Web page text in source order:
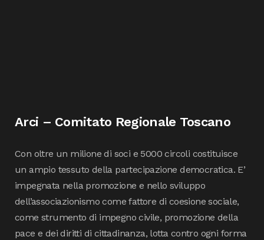
Arci – Comitato Regionale Toscano
Con oltre un milione di soci e 5000 circoli costituisce
un ampio tessuto della partecipazione democratica. E’
impegnata nella promozione e nello sviluppo
dell’associazionismo come fattore di coesione sociale,
come strumento di impegno civile, promozione della
pace e dei diritti di cittadinanza, lotta contro ogni forma